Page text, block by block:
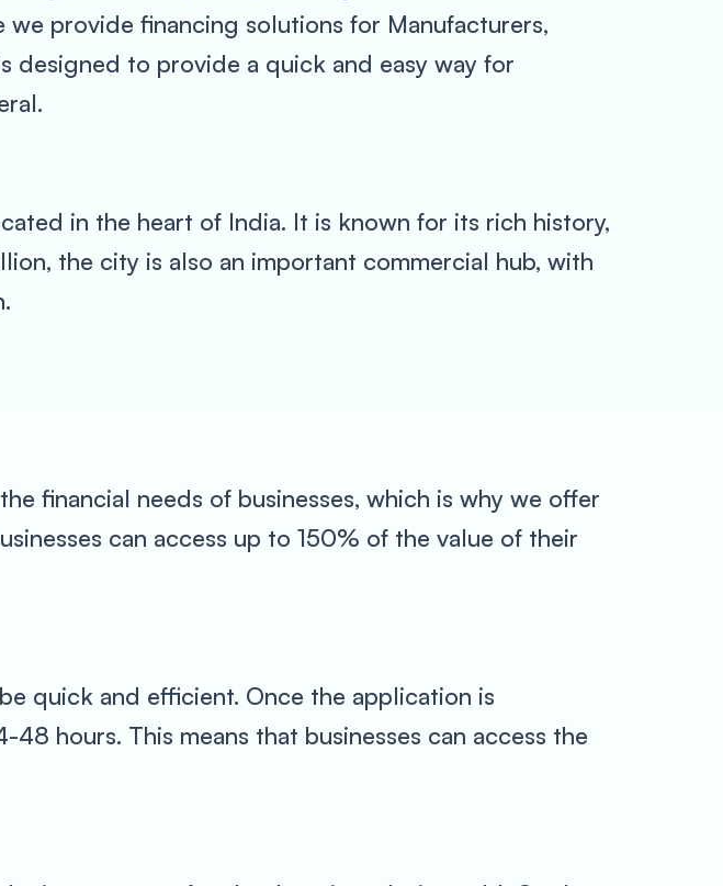
provide financing solutions for Manufacturers,
designed to provide a quick and easy way for
in the heart of India. It is known for its rich history,
the city is also an important commercial hub, with
financial needs of businesses, which is why we offer
can access up to 150% of the value of their
quick and efficient. Once the application is
hours. This means that businesses can access the